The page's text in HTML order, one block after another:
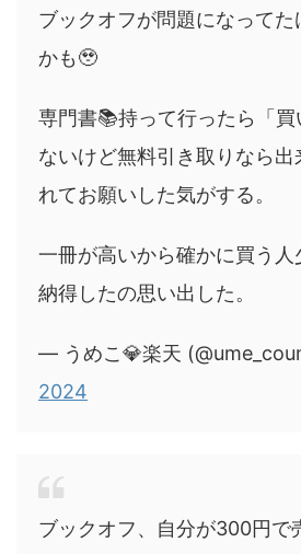
ブックオフが問題になってた
かも🥹
専門書📚持って行ったら「
ないけど無料引き取りなら
れてお願いした気がする。
一冊が高いから確かに買う人
納得したの思い出した。
— うめこ💎楽天
2024
ブックオフ、自分が300円で